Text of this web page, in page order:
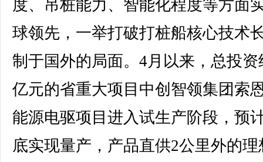
度、吊桩能力、智能化程度等方面
球领先，一举打破打桩船核心技术
制于国外的局面。4月以来，总投资
亿元的省重大项目中创智领集团索
能源电驱项目进入试生产阶段，预
底实现量产，产品直供2公里外的理